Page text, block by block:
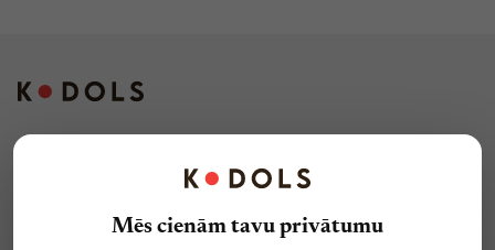
Mēs cienām tavu privātumu